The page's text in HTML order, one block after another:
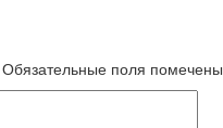
Обязательные поля помечены